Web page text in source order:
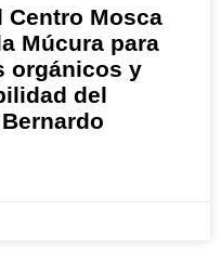
Centro Mosca
Múcura para
orgánicos y
del